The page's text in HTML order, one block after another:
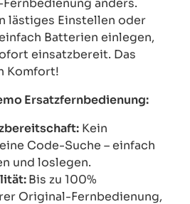
anders.
lästiges Einstellen oder
Batterien einlegen,
einsatzbereit. Das
Komfort!
Ersatzfernbedienung:
Kein
Code-Suche – einfach
und loslegen.
Bis zu 100%
Original-Fernbedienung,